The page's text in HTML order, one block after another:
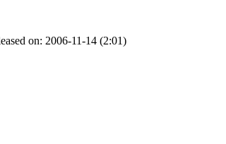
on: 2006-11-14 (2:01)